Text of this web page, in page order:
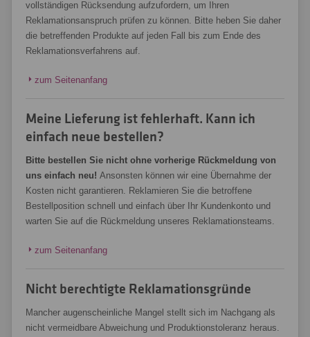
vollständigen Rücksendung aufzufordern, um Ihren
Reklamationsanspruch prüfen zu können. Bitte heben Sie daher
die betreffenden Produkte auf jeden Fall bis zum Ende des
Reklamationsverfahrens auf.
zum Seitenanfang
Meine Lieferung ist fehlerhaft. Kann ich
einfach neue bestellen?
Bitte bestellen Sie nicht ohne vorherige Rückmeldung von
uns einfach neu! Ansonsten können wir eine Übernahme der
Kosten nicht garantieren. Reklamieren Sie die betroffene
Bestellposition schnell und einfach über Ihr Kundenkonto und
warten Sie auf die Rückmeldung unseres Reklamationsteams.
zum Seitenanfang
Nicht berechtigte Reklamationsgründe
Mancher augenscheinliche Mangel stellt sich im Nachgang als
nicht vermeidbare Abweichung und Produktionstoleranz heraus.